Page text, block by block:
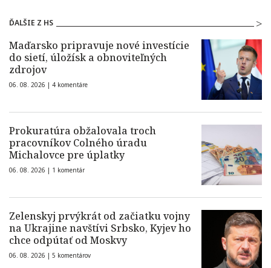
ĎALŠIE Z HS
Maďarsko pripravuje nové investície
do sietí, úložísk a obnoviteľných
zdrojov
06. 08. 2026 | 4 komentáre
Prokuratúra obžalovala troch
pracovníkov Colného úradu
Michalovce pre úplatky
06. 08. 2026 | 1 komentár
Zelenskyj prvýkrát od začiatku vojny
na Ukrajine navštívi Srbsko, Kyjev ho
chce odpútať od Moskvy
06. 08. 2026 | 5 komentárov